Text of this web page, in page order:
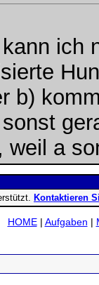
ich
b)
weil a
Kontaktieren
HOME| Aufgaben |